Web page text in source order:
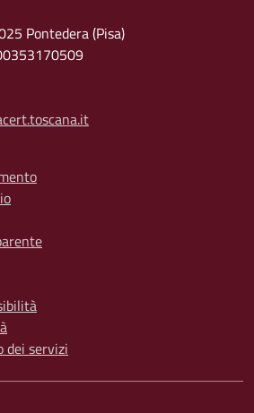
Pontedera (Pisa)
dei servizi